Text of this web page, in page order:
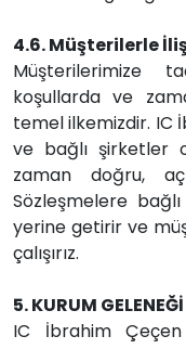
4.6. Müşterilerle
Müşterilerimize
koşullarda ve
temel ilkemizdir. IC
ve bağlı şirketler
zaman doğru,
Sözleşmelere
yerine getirir ve
çalışırız.
5. KURUM GELENEĞİ
IC İbrahim Çeçen